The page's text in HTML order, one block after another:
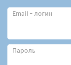
Email - логин
Пароль